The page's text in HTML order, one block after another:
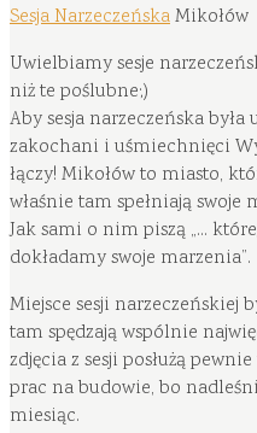
Sesja NarzeczeńskaMikołów
Uwielbiamy sesje
niż te poślubne;)
Aby sesja narzeczeńska
zakochani i uśmiechnięci
łączy! Mikołów to miasto,
właśnie tam spełniają
Jak sami o nim piszą „…
dokładamy swoje marzenia”.
Miejsce sesji narzeczeńskiej
tam spędzają wspólnie
zdjęcia z sesji posłużą
prac na budowie, bo
miesiąc.